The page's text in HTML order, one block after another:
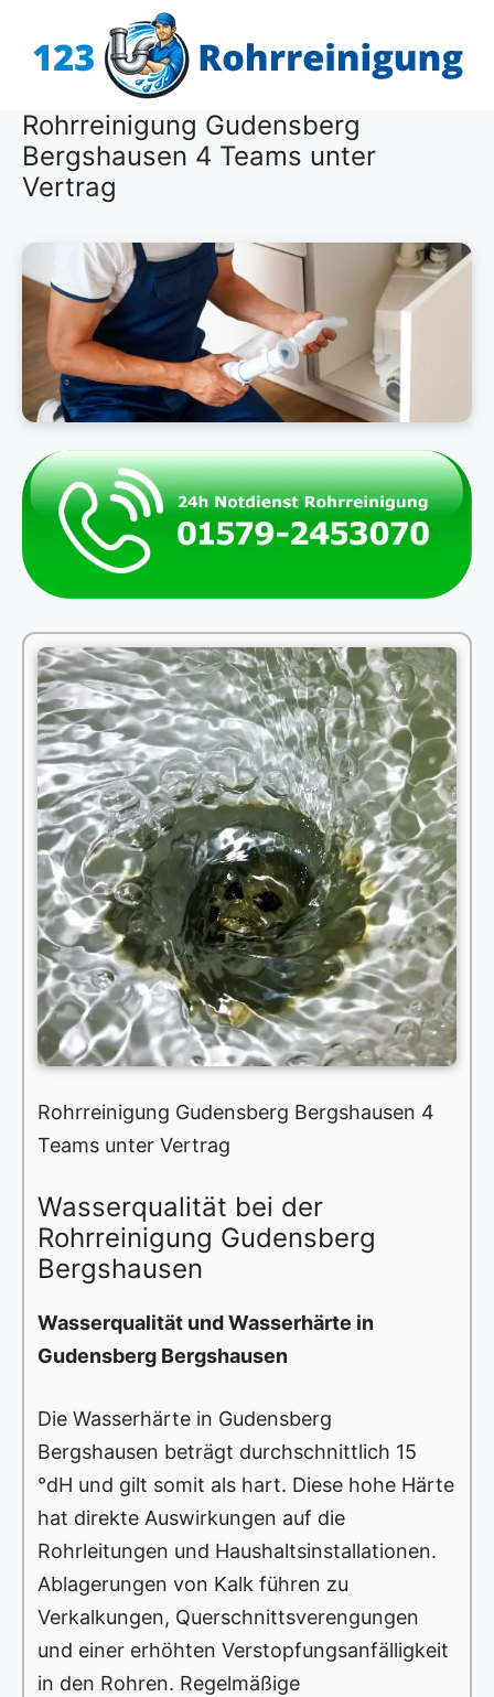
Inhalt
Rohrreinigung Gudensberg
Bergshausen 4 Teams unter
Vertrag
Rohrreinigung Gudensberg Bergshausen 4
Teams unter Vertrag
Wasserqualität bei der
Rohrreinigung Gudensberg
Bergshausen
Wasserqualität und Wasserhärte in
Gudensberg Bergshausen
Die Wasserhärte in Gudensberg
Bergshausen beträgt durchschnittlich 15
°dH und gilt somit als hart. Diese hohe Härte
hat direkte Auswirkungen auf die
Rohrleitungen und Haushaltsinstallationen.
Ablagerungen von Kalk führen zu
Verkalkungen, Querschnittsverengungen
und einer erhöhten Verstopfungsanfälligkeit
in den Rohren. Regelmäßige